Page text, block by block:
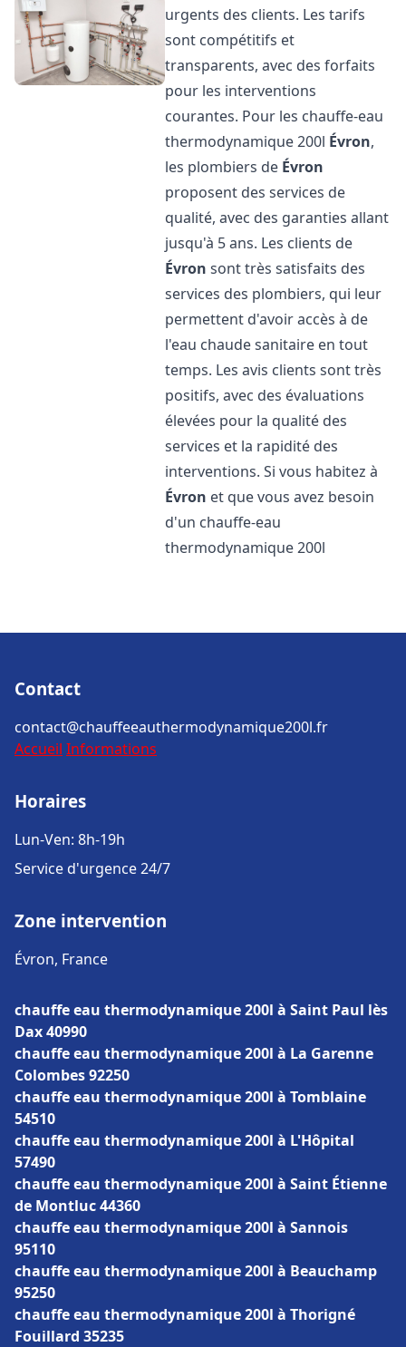
urgents des clients. Les tarifs
sont compétitifs et
transparents, avec des forfaits
pour les interventions
courantes. Pour les chauffe-eau
thermodynamique 200l Évron,
les plombiers de Évron
proposent des services de
qualité, avec des garanties allant
jusqu'à 5 ans. Les clients de
Évron sont très satisfaits des
services des plombiers, qui leur
permettent d'avoir accès à de
l'eau chaude sanitaire en tout
temps. Les avis clients sont très
positifs, avec des évaluations
élevées pour la qualité des
services et la rapidité des
interventions. Si vous habitez à
Évron et que vous avez besoin
d'un chauffe-eau
thermodynamique 200l
Contact
contact@chauffeeauthermodynamique200l.fr
Accueil Informations
Horaires
Lun-Ven: 8h-19h
Service d'urgence 24/7
Zone intervention
Évron, France
chauffe eau thermodynamique 200l à Saint Paul lès
Dax 40990
chauffe eau thermodynamique 200l à La Garenne
Colombes 92250
chauffe eau thermodynamique 200l à Tomblaine
54510
chauffe eau thermodynamique 200l à L'Hôpital
57490
chauffe eau thermodynamique 200l à Saint Étienne
de Montluc 44360
chauffe eau thermodynamique 200l à Sannois
95110
chauffe eau thermodynamique 200l à Beauchamp
95250
chauffe eau thermodynamique 200l à Thorigné
Fouillard 35235